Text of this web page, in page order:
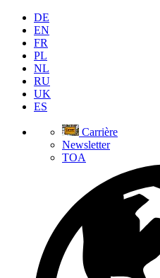
DE
EN
FR
PL
NL
RU
UK
ES
Carrière
Newsletter
TOA